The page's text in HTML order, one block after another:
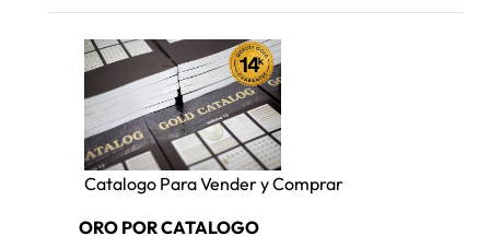
Catalogo Para Vender y Comprar
ORO POR CATALOGO